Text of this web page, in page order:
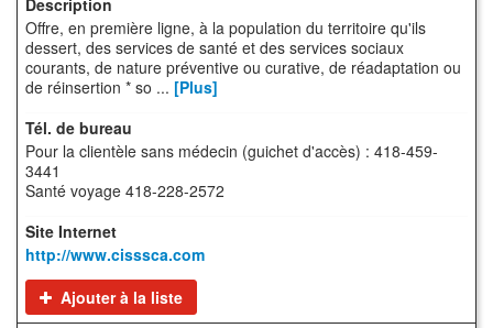
Offre, en première ligne, à la population du territoire qu'ils
dessert, des services de santé et des services sociaux
courants, de nature préventive ou curative, de réadaptation ou
de réinsertion * so ... [Plus]
Pour la clientèle sans médecin (guichet d'accès) : 418-459-
3441
Santé voyage 418-228-2572
http://www.cisssca.com
Ajouter à la liste